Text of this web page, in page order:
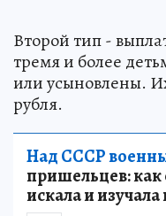
Второй тип -
тремя и более
или усыновлены.
рубля.
Над СССР
пришельцев: как
искала и